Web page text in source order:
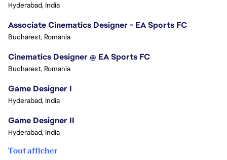
Hyderabad, India
Associate Cinematics Designer - EA Sports FC
Bucharest, Romania
Cinematics Designer @ EA Sports FC
Bucharest, Romania
Game Designer I
Hyderabad, India
Game Designer II
Hyderabad, India
Tout afficher